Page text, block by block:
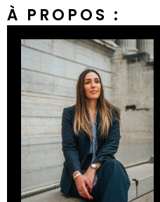
À PROPOS :